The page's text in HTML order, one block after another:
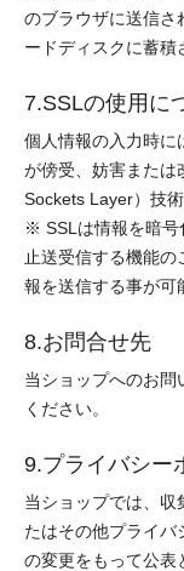
のブラウザに送信さ
ードディスクに蓄積
7.SSLの使用に
個人情報の入力時に
が傍受、妨害または
Sockets Layer）技
※ SSLは情報を暗号
止送受信する機能の
報を送信する事が可
8.お問合せ先
当ショップへのお問
ください。
9.プライバシー
当ショップでは、収
たはその他プライバ
の変更をもって公表